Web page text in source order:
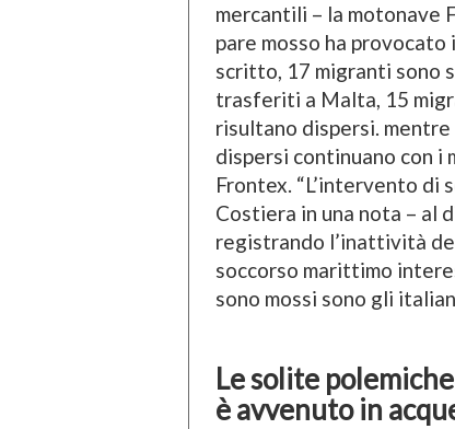
mercantili – la motonave
pare mosso ha
scritto, 17 migranti sono
trasferiti a Malta, 15
risultano dispersi.
dispersi continuano con i
Frontex. “L’intervento di
Costiera in una nota – al
registrando l’inattività
soccorso marittimo
sono mossi sono gli
Le solite
è avvenuto in